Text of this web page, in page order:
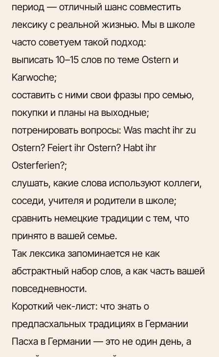
период — отличный шанс совместить
лексику с реальной жизнью. Мы в школе
часто советуем такой подход:
выписать 10–15 слов по теме Ostern и
Karwoche;
составить с ними свои фразы про семью,
покупки и планы на выходные;
потренировать вопросы: Was macht ihr zu
Ostern? Feiert ihr Ostern? Habt ihr
Osterferien?;
слушать, какие слова используют коллеги,
соседи, учителя и родители в школе;
сравнить немецкие традиции с тем, что
принято в вашей семье.
Так лексика запоминается не как
абстрактный набор слов, а как часть вашей
повседневности.
Короткий чек-лист: что знать о
предпасхальных традициях в Германии
Пасха в Германии — это не один день, а